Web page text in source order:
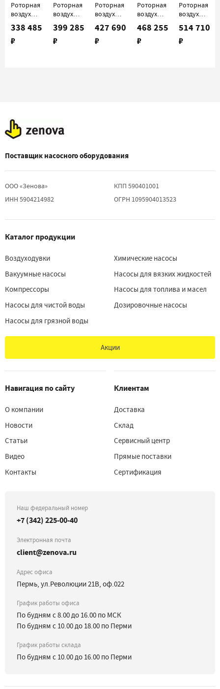
Роторная
воздуходувка
Lutos DT
6/42 (600)
338 485
₽
Роторная
воздуходувка
Lutos DT
10/42
(600)
399 285
₽
Роторная
воздуходувка
Lutos DT
20/42
(600)
427 690
₽
Роторная
воздуходувка
Lutos DT
30/42
(600)
468 255
₽
Роторная
воздуходувка
30/72
(600)
514 710
₽
Поставщик насосного оборудования
ООО «Зенова»
ИНН 5904214982
КПП 590401001
ОГРН 1095904013523
Каталог продукции
Воздуходувки
Вакуумные насосы
Компрессоры
Насосы для чистой воды
Насосы для грязной воды
Химические насосы
Насосы для вязких жидкостей
Насосы для топлива и масел
Дозировочные насосы
Акции
Навигация по сайту
О компании
Новости
Статьи
Видео
Контакты
Клиентам
Доставка
Склад
Сервисный центр
Прямые поставки
Сертификация
Наш федеральный номер
+7 (342) 225-00-40
Электронная почта
client@zenova.ru
Адрес офиса
Пермь, ул.Революции 21В, оф.022
График работы офиса
По будням с 8.00 до 16.00 по МСК
По будням с 10.00 до 18.00 по Перми
График работы склада
По будням с 10.00 до 16.00 по Перми